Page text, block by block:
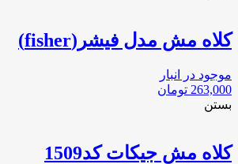
کلاه مش مدل فیشر(fisher)
موجود در انبار
263,000 تومان
بستن
كلاه مش جيكات كد1509